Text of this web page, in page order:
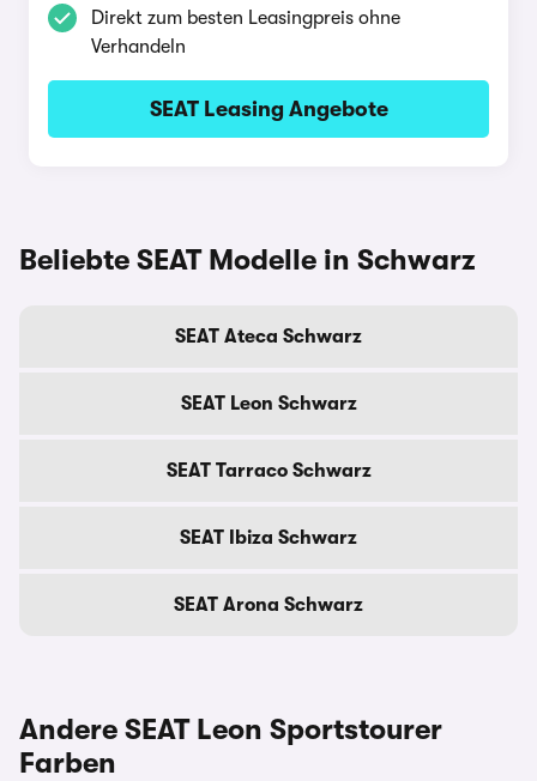
Direkt zum besten Leasingpreis ohne
Verhandeln
SEAT Leasing Angebote
Beliebte SEAT Modelle in Schwarz
SEAT Ateca Schwarz
SEAT Leon Schwarz
SEAT Tarraco Schwarz
SEAT Ibiza Schwarz
SEAT Arona Schwarz
Andere SEAT Leon Sportstourer
Farben